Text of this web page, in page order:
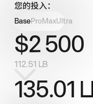
您的投入：
BaseProMaxUltra
$2 500
112.51 LB
135.01